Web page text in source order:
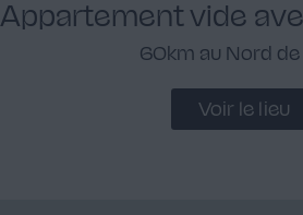
Appartement vide
60km au Nord de
Voir le lieu